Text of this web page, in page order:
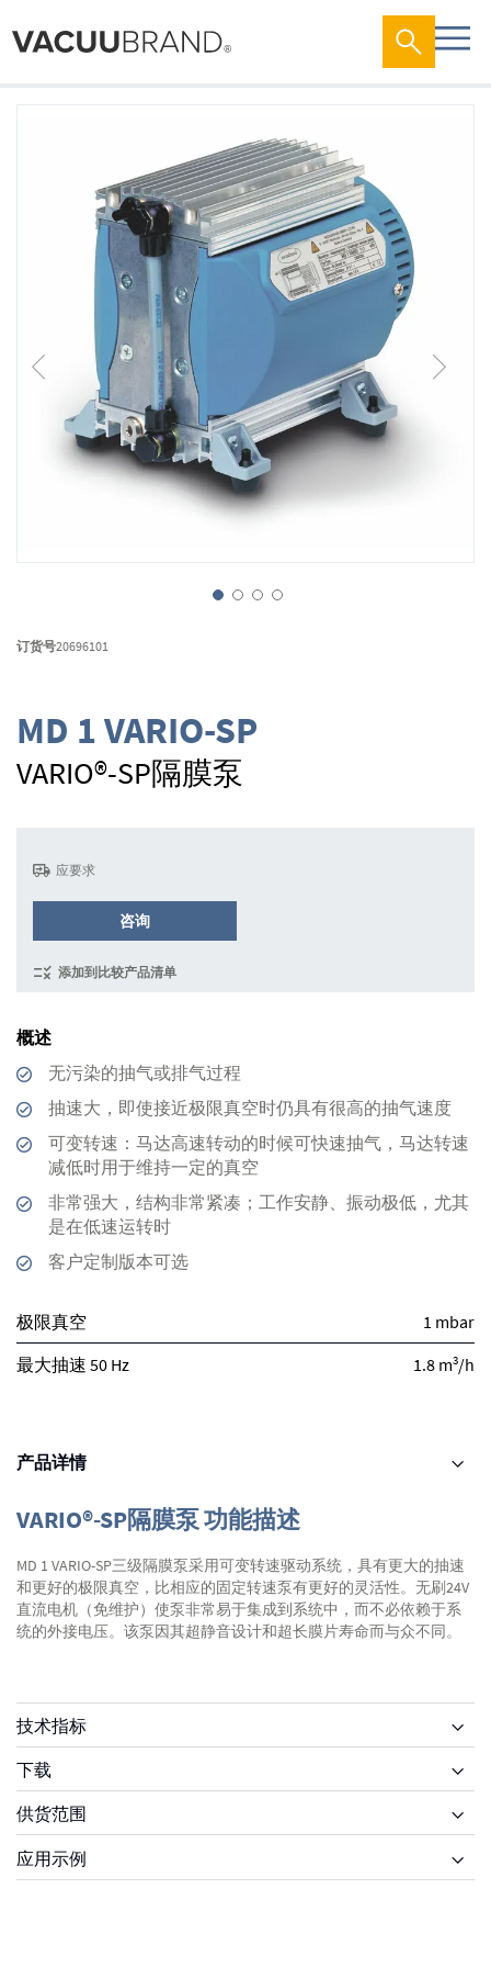
转
库
开
MD 1 VARIO-SP
VARIO®-SP隔膜泵
概述
无污染的抽气或排气过程
抽速大，即使接近极限真空时仍具有很高的抽气速度
可变转速：马达高速转动的时候可快速抽气，马达转速
减低时用于维持一定的真空
非常强大，结构非常紧凑；工作安静、振动极低，尤其
是在低速运转时
客户定制版本可选
极限真空
1 mbar
最大抽速 50 Hz
1.8 m3/h
订货号20696101
应要求
咨询
添加到比较产品清单
产品详情
VARIO®-SP隔膜泵 功能描述
MD 1 VARIO-SP三级隔膜泵采用可变转速驱动系统，具有更大的抽速
和更好的极限真空，比相应的固定转速泵有更好的灵活性。无刷24V
直流电机（免维护）使泵非常易于集成到系统中，而不必依赖于系
统的外接电压。该泵因其超静音设计和超长膜片寿命而与众不同。
技术指标
下载
供货范围
应用示例